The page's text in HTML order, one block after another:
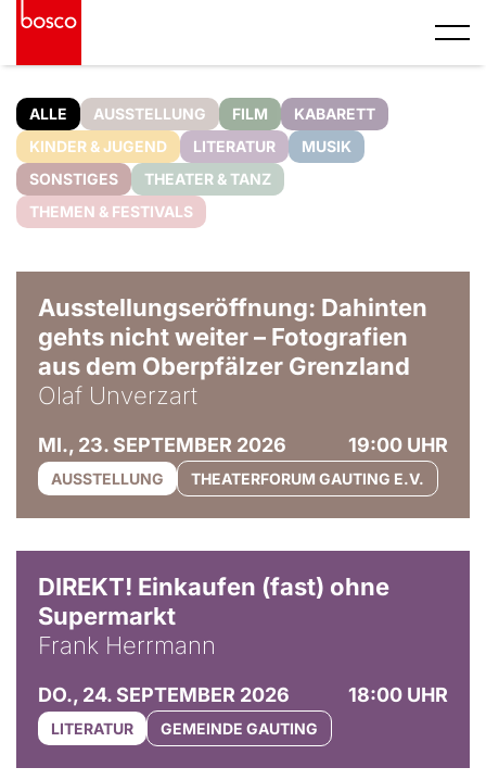
ALLE AUSSTELLUNG FILM
KABARETT
KINDER & JUGEND
LITERATUR
MUSIK
SONSTIGES
THEATER & TANZ
THEMEN & FESTIVALS
Ausstellungseröffnung: Dahinten
gehts nicht weiter – Fotografien
aus dem Oberpfälzer Grenzland
Olaf Unverzart
MI., 23. SEPTEMBER 2026 19:00 UHR
AUSSTELLUNG THEATERFORUM GAUTING E.V.
DIREKT! Einkaufen (fast) ohne
Supermarkt
Frank Herrmann
DO., 24. SEPTEMBER 2026 18:00 UHR
LITERATUR GEMEINDE GAUTING